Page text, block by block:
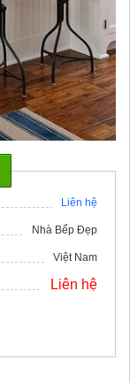
Liên hệ
Nhà Bếp Đẹp
Việt Nam
Liên hệ